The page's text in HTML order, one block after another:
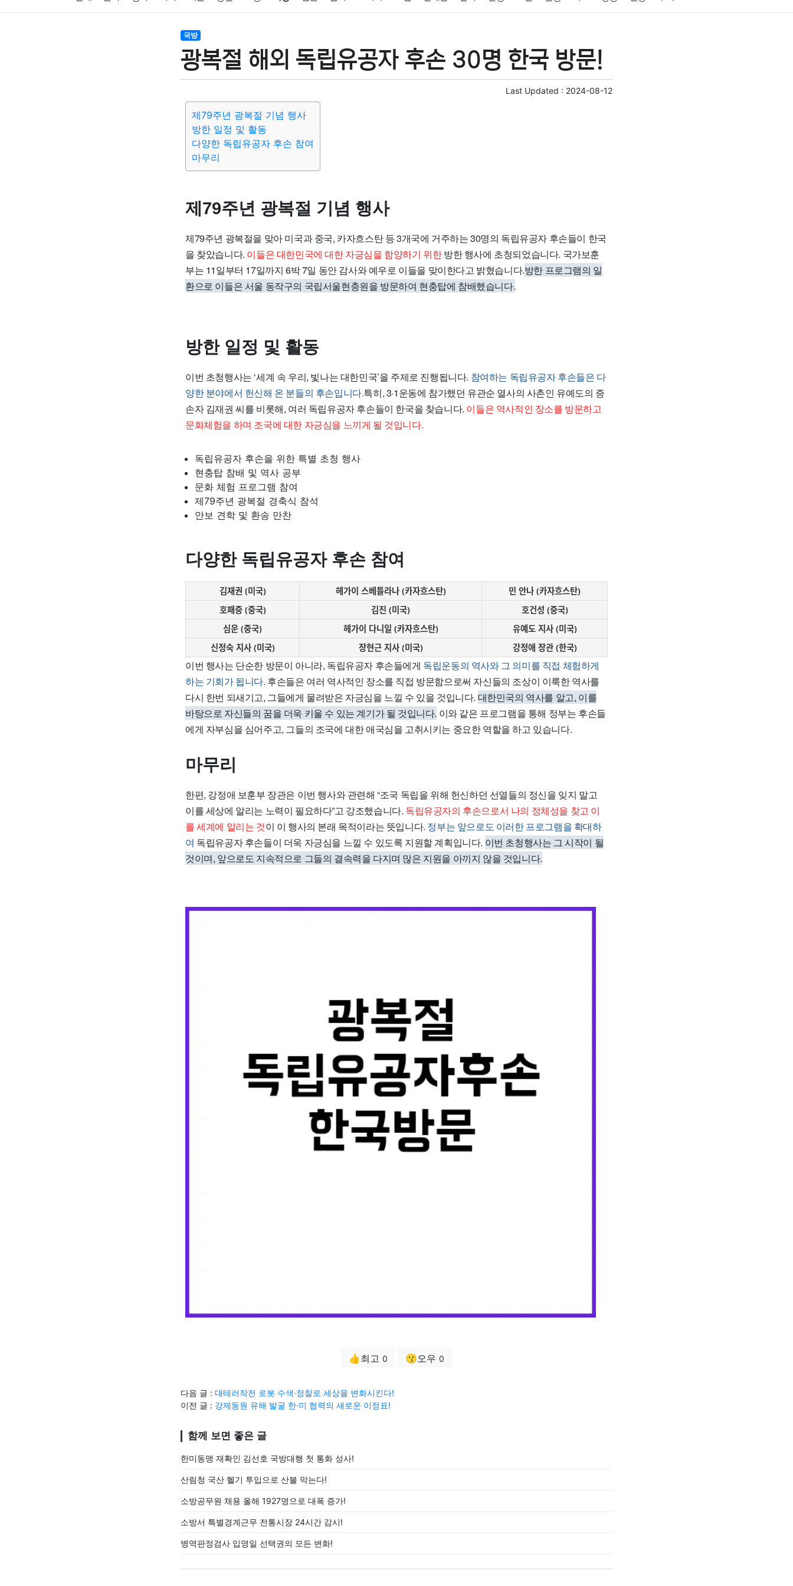
결혼 육아
기술 종교 사회 정치 건강 의료 의학 경제 마케팅 부동산 외국어 교육 교통 생활
국방
광복절 해외 독립유공자 후손 30명 한국 방문!
Last Updated : 2024-08-12
제79주년 광복절 기념 행사
방한 일정 및 활동
다양한 독립유공자 후손 참여
마무리
제79주년 광복절 기념 행사
제79주년 광복절을 맞아 미국과 중국, 카자흐스탄 등 3개국에 거주하는 30명의 독립유공자 후손들이 한국
을 찾았습니다. 이들은 대한민국에 대한 자긍심을 함양하기 위한방한 행사에 초청되었습니다. 국가보훈
부는 11일부터 17일까지 6박 7일 동안 감사와 예우로 이들을 맞이한다고 밝혔습니다.방한 프로그램의 일
환으로 이들은 서울 동작구의 국립서울현충원을 방문하여 현충탑에 참배했습니다.
방한 일정 및 활동
이번 초청행사는 ‘세계 속 우리, 빛나는 대한민국’을 주제로 진행됩니다. 참여하는 독립유공자 후손들은 다
양한 분야에서 헌신해 온 분들의 후손입니다.특히, 3·1운동에 참가했던 유관순 열사의 사촌인 유예도의 증
손자 김재권 씨를 비롯해, 여러 독립유공자 후손들이 한국을 찾습니다. 이들은 역사적인 장소를 방문하고
문화체험을 하며 조국에 대한 자긍심을 느끼게 될 것입니다.
독립유공자 후손을 위한 특별 초청 행사
현충탑 참배 및 역사 공부
문화 체험 프로그램 참여
제79주년 광복절 경축식 참석
안보 견학 및 환송 만찬
다양한 독립유공자 후손 참여
김재권 (미국) 헤가이 스베틀라나 (카자흐스탄)
민 안나 (카자흐스탄)
호패중 (중국)
김진 (미국)
호건성 (중국)
심운 (중국)
헤가이 다니일 (카자흐스탄)
유예도 지사 (미국)
신정숙 지사 (미국)
장현근 지사 (미국) 강정애 장관 (한국)
이번 행사는 단순한 방문이 아니라, 독립유공자 후손들에게 독립운동의 역사와 그 의미를 직접 체험하게
하는 기회가 됩니다. 후손들은 여러 역사적인 장소를 직접 방문함으로써 자신들의 조상이 이룩한 역사를
다시 한번 되새기고, 그들에게 물려받은 자긍심을 느낄 수 있을 것입니다. 대한민국의 역사를 알고, 이를
바탕으로 자신들의 꿈을 더욱 키울 수 있는 계기가 될 것입니다. 이와 같은 프로그램을 통해 정부는 후손들
에게 자부심을 심어주고, 그들의 조국에 대한 애국심을 고취시키는 중요한 역할을 하고 있습니다.
마무리
한편, 강정애 보훈부 장관은 이번 행사와 관련해 “조국 독립을 위해 헌신하던 선열들의 정신을 잊지 말고
이를 세상에 알리는 노력이 필요하다”고 강조했습니다. 독립유공자의 후손으로서 나의 정체성을 찾고 이
를 세계에 알리는 것이 이 행사의 본래 목적이라는 뜻입니다. 정부는 앞으로도 이러한 프로그램을 확대하
여 독립유공자 후손들이 더욱 자긍심을 느낄 수 있도록 지원할 계획입니다. 이번 초청행사는 그 시작이 될
것이며, 앞으로도 지속적으로 그들의 결속력을 다지며 많은 지원을 아끼지 않을 것입니다.
👍최고 0 😗오우 0
다음 글 : 대테러작전 로봇 수색·정찰로 세상을 변화시킨다!
이전 글 : 강제동원 유해 발굴 한·미 협력의 새로운 이정표!
함께 보면 좋은 글
한미동맹 재확인 김선호 국방대행 첫 통화 성사!
산림청 국산 헬기 투입으로 산불 막는다!
소방공무원 채용 올해 1927명으로 대폭 증가!
소방서 특별경계근무 전통시장 24시간 감시!
병역판정검사 입영일 선택권의 모든 변화!